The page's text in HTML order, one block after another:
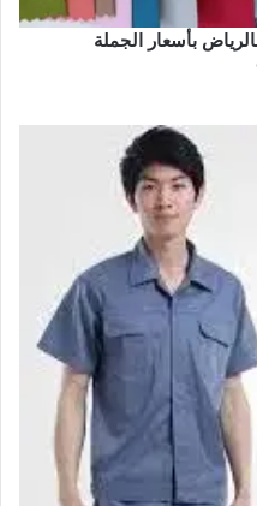
بأسعار الجملة